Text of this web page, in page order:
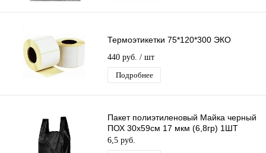
Термоэтикетки 75*120*300 ЭКО
440 руб. / шт
Подробнее
Пакет полиэтиленовый Майка черный
ПОХ 30х59см 17 мкм (6,8гр) 1ШТ
6,5 руб.